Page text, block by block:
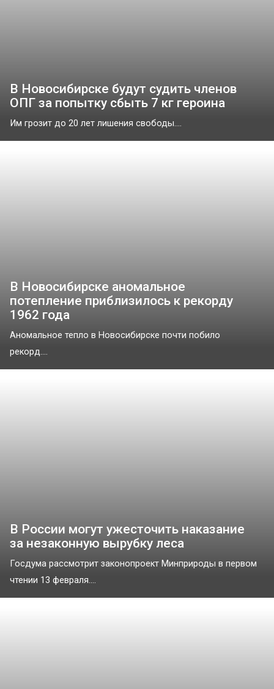
В Новосибирске будут судить членов
ОПГ за попытку сбыть 7 кг героина
Им грозит до 20 лет лишения свободы....
В Новосибирске аномальное
потепление приблизилось к рекорду
1962 года
Аномальное тепло в Новосибирске почти побило
рекорд....
В России могут ужесточить наказание
за незаконную вырубку леса
Госдума рассмотрит законопроект Минприроды в первом
чтении 13 февраля....